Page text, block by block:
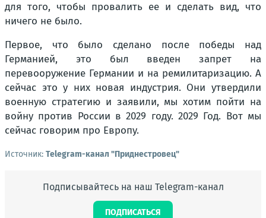
для того, чтобы провалить ее и сделать вид, что
ничего не было.
Первое, что было сделано после победы над
Германией, это был введен запрет на
перевооружение Германии и на ремилитаризацию. А
сейчас это у них новая индустрия. Они утвердили
военную стратегию и заявили, мы хотим пойти на
войну против России в 2029 году. 2029 Год. Вот мы
сейчас говорим про Европу.
Источник: Telegram-канал "Приднестровец"
Подписывайтесь на наш Telegram-канал
ПОДПИСАТЬСЯ